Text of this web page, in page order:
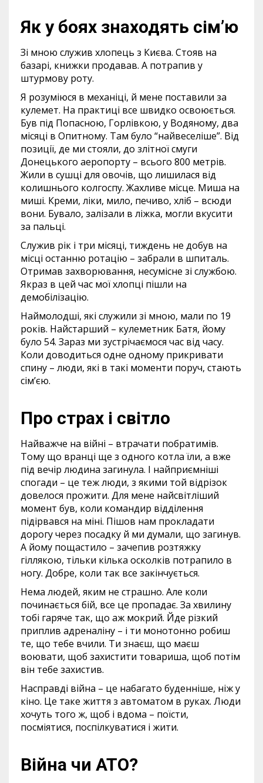
Як у боях знаходять сім’ю
Зі мною служив хлопець з Києва. Стояв на
базарі, книжки продавав. А потрапив у
штурмову роту.
Я розуміюся в механіці, й мене поставили за
кулемет. На практиці все швидко освоюється.
Був під Попасною, Горлівкою, у Водяному, два
місяці в Опитному. Там було “найвеселіше”. Від
позиції, де ми стояли, до злітної смуги
Донецького аеропорту – всього 800 метрів.
Жили в сушці для овочів, що лишилася від
колишнього колгоспу. Жахливе місце. Миша на
миші. Креми, ліки, мило, печиво, хліб – всюди
вони. Бувало, залізали в ліжка, могли вкусити
за пальці.
Служив рік і три місяці, тиждень не добув на
місці останню ротацію – забрали в шпиталь.
Отримав захворювання, несумісне зі службою.
Якраз в цей час мої хлопці пішли на
демобілізацію.
Наймолодші, які служили зі мною, мали по 19
років. Найстарший – кулеметник Батя, йому
було 54. Зараз ми зустрічаємося час від часу.
Коли доводиться одне одному прикривати
спину – люди, які в такі моменти поруч, стають
сім’єю.
Про страх і світло
Найважче на війні – втрачати побратимів.
Тому що вранці ще з одного котла їли, а вже
під вечір людина загинула. І найприємніші
спогади – це теж люди, з якими той відрізок
довелося прожити. Для мене найсвітліший
момент був, коли командир відділення
підірвався на міні. Пішов нам прокладати
дорогу через посадку й ми думали, що загинув.
А йому пощастило – зачепив розтяжку
гіллякою, тільки кілька осколків потрапило в
ногу. Добре, коли так все закінчується.
Нема людей, яким не страшно. Але коли
починається бій, все це пропадає. За хвилину
тобі гаряче так, що аж мокрий. Йде різкий
приплив адреналіну – і ти монотонно робиш
те, що тебе вчили. Ти знаєш, що маєш
воювати, щоб захистити товариша, щоб потім
він тебе захистив.
Насправді війна – це набагато буденніше, ніж у
кіно. Це таке життя з автоматом в руках. Люди
хочуть того ж, щоб і вдома – поїсти,
посміятися, поспілкуватися і жити.
Війна чи АТО?